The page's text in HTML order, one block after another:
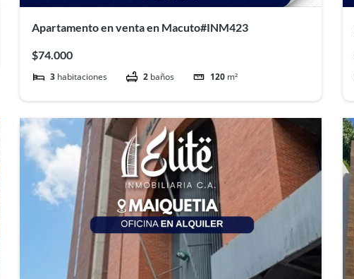
Apartamento en venta en Macuto#INM423
$74.000
3 habitaciones 2 baños 120 m²